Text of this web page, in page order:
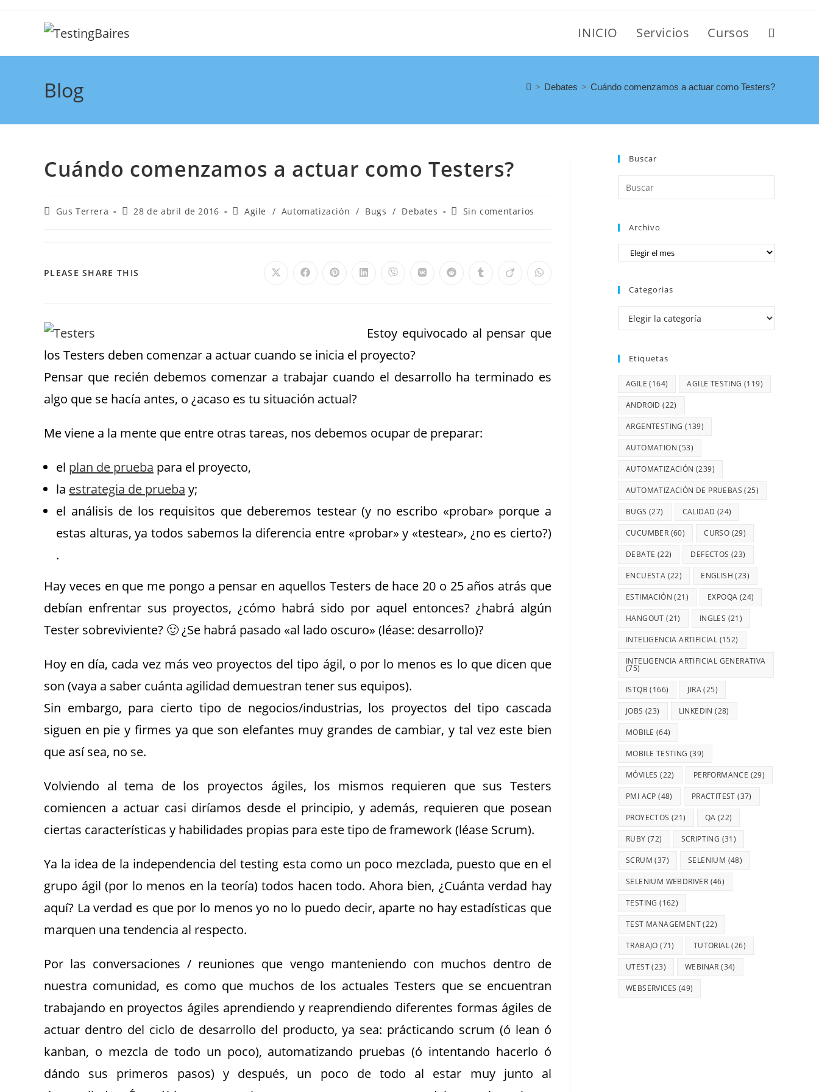
INICIO Servicios Cursos
Blog > Debates > Cuándo comenzamos a actuar como Testers?
Cuándo comenzamos a actuar como Testers?
Gus Terrera 28 de abril de 2016 Agile / Automatización / Bugs / Debates Sin comentarios
PLEASE SHARE THIS
Estoy equivocado al pensar que
los Testers deben comenzar a actuar cuando se inicia el proyecto?
Pensar que recién debemos comenzar a trabajar cuando el desarrollo ha terminado es
algo que se hacía antes, o ¿acaso es tu situación actual?
Me viene a la mente que entre otras tareas, nos debemos ocupar de preparar:
el plan de prueba para el proyecto,
la estrategia de prueba y;
el análisis de los requisitos que deberemos testear (y no escribo «probar» porque a
estas alturas, ya todos sabemos la diferencia entre «probar» y «testear», ¿no es cierto?)
.
Hay veces en que me pongo a pensar en aquellos Testers de hace 20 o 25 años atrás que
debían enfrentar sus proyectos, ¿cómo habrá sido por aquel entonces? ¿habrá algún
Tester sobreviviente? 🙂 ¿Se habrá pasado «al lado oscuro» (léase: desarrollo)?
Hoy en día, cada vez más veo proyectos del tipo ágil, o por lo menos es lo que dicen que
son (vaya a saber cuánta agilidad demuestran tener sus equipos).
Sin embargo, para cierto tipo de negocios/industrias, los proyectos del tipo cascada
siguen en pie y firmes ya que son elefantes muy grandes de cambiar, y tal vez este bien
que así sea, no se.
Volviendo al tema de los proyectos ágiles, los mismos requieren que sus Testers
comiencen a actuar casi diríamos desde el principio, y además, requieren que posean
ciertas características y habilidades propias para este tipo de framework (léase Scrum).
Ya la idea de la independencia del testing esta como un poco mezclada, puesto que en el
grupo ágil (por lo menos en la teoría) todos hacen todo. Ahora bien, ¿Cuánta verdad hay
aquí? La verdad es que por lo menos yo no lo puedo decir, aparte no hay estadísticas que
marquen una tendencia al respecto.
Por las conversaciones / reuniones que vengo manteniendo con muchos dentro de
nuestra comunidad, es como que muchos de los actuales Testers que se encuentran
trabajando en proyectos ágiles aprendiendo y reaprendiendo diferentes formas ágiles de
actuar dentro del ciclo de desarrollo del producto, ya sea: prácticando scrum (ó lean ó
kanban, o mezcla de todo un poco), automatizando pruebas (ó intentando hacerlo ó
dándo sus primeros pasos) y después, un poco de todo al estar muy junto al
Buscar
Archivo
Categorias
Etiquetas
AGILE (164) AGILE TESTING (119)
ANDROID (22)
ARGENTESTING (139)
AUTOMATION (53)
AUTOMATIZACIÓN (239)
AUTOMATIZACIÓN DE PRUEBAS (25)
BUGS (27) CALIDAD (24)
CUCUMBER (60) CURSO (29)
DEBATE (22) DEFECTOS (23)
ENCUESTA (22) ENGLISH (23)
ESTIMACIÓN (21) EXPOQA (24)
HANGOUT (21) INGLES (21)
INTELIGENCIA ARTIFICIAL (152)
INTELIGENCIA ARTIFICIAL GENERATIVA
(75)
ISTQB (166) JIRA(25)
JOBS (23) LINKEDIN (28)
MOBILE (64)
MOBILE TESTING (39)
MÓVILES (22) PERFORMANCE (29)
PMI ACP (48) PRACTITEST (37)
PROYECTOS (21) QA (22)
RUBY (72) SCRIPTING (31)
SCRUM (37) SELENIUM (48)
SELENIUM WEBDRIVER (46)
TESTING (162)
TEST MANAGEMENT(22)
TRABAJO (71) TUTORIAL(26)
UTEST(23) WEBINAR (34)
WEBSERVICES (49)